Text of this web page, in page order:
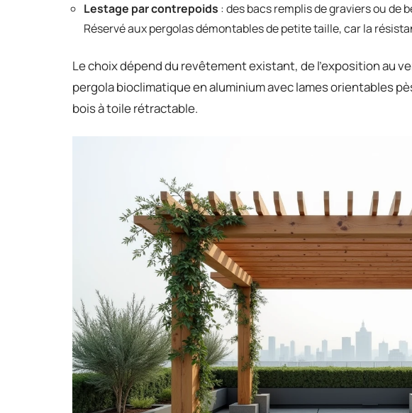
Lestage par contrepoids : des bacs remplis de graviers ou de
Réservé aux pergolas démontables de petite taille, car la
Le choix dépend du revêtement existant, de l’exposition au
pergola bioclimatique en aluminium avec lames orientables
bois à toile rétractable.